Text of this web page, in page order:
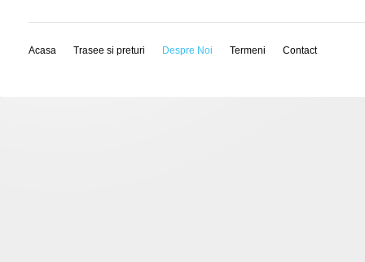
Acasa Trasee si preturi Despre Noi Termeni Contact